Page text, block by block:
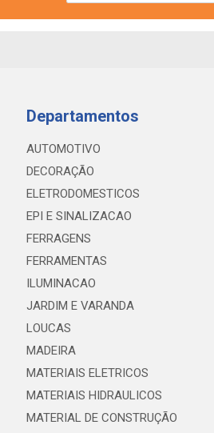
Departamentos
AUTOMOTIVO
DECORAÇÃO
ELETRODOMESTICOS
EPI E SINALIZACAO
FERRAGENS
FERRAMENTAS
ILUMINACAO
JARDIM E VARANDA
LOUCAS
MADEIRA
MATERIAIS ELETRICOS
MATERIAIS HIDRAULICOS
MATERIAL DE CONSTRUÇÃO